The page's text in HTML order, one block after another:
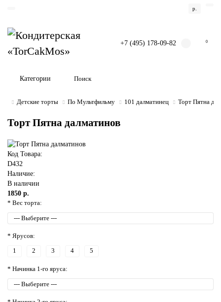
р.
+7 (495) 178-09-82 0
Категории
Детские торты По Мультфильму 101 далматинец Торт Пятна
Торт Пятна далматинов
Код Товара:
D432
Наличие:
В наличии
1850 р.
* Вес торта:
* Ярусов:
1 2 3 4 5
* Начинка 1-го яруса: